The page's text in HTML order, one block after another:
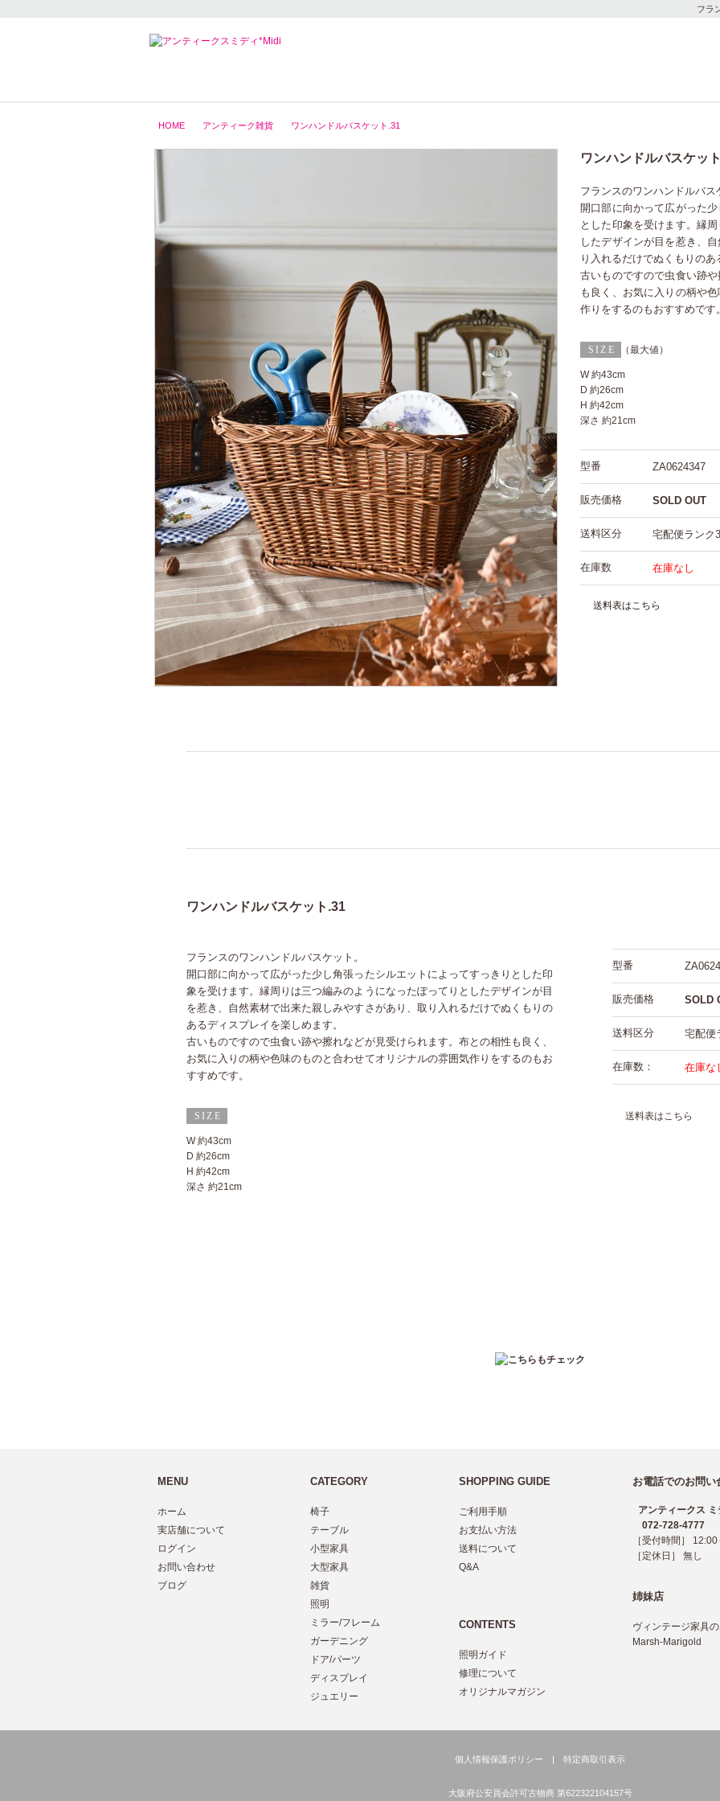
フラ
HOME アンティーク雑貨 ワンハンドルバスケット.31
ワンハンドルバスケッ
フランスのワンハンドルバス
開口部に向かって広がった
とした印象を受けます。縁
したデザインが目を惹き、
り入れるだけでぬくもりのあ
古いものですので虫食い跡
も良く、お気に入りの柄や
作りをするのもおすすめです。
W 約43cm
D 約26cm
H 約42cm
深さ 約21cm
（最大値）
型番 ZA0624347
販売価格 SOLD OUT
送料区分 宅配便ランク3
在庫数 在庫なし
送料表はこちら
ワンハンドルバスケット.31
フランスのワンハンドルバスケット。
開口部に向かって広がった少し角張ったシルエットによってすっきりとした印
象を受けます。縁周りは三つ編みのようになったぽってりとしたデザインが目
を惹き、自然素材で出来た親しみやすさがあり、取り入れるだけでぬくもりの
あるディスプレイを楽しめます。
古いものですので虫食い跡や擦れなどが見受けられます。布との相性も良く、
お気に入りの柄や色味のものと合わせてオリジナルの雰囲気作りをするのもお
すすめです。
W 約43cm
D 約26cm
H 約42cm
深さ 約21cm
型番
販売価格 SOLD
送料区分 宅配便
在庫数： 在庫な
送料表はこちら
MENU
ホーム
実店舗について
ログイン
お問い合わせ
ブログ
CATEGORY
椅子
テーブル
小型家具
大型家具
雑貨
照明
ミラー/フレーム
ガーデニング
ドア/パーツ
ディスプレイ
ジュエリー
SHOPPING GUIDE
ご利用手順
お支払い方法
送料について
Q&A
CONTENTS
照明ガイド
修理について
オリジナルマガジン
お電話でのお問い
アンティークス ミ
072-728-4777
［受付時間］
［定休日］ 無し
姉妹店
ヴィンテージ家具
Marsh-Marigold
個人情報保護ポリシー | 特定商取引表示
大阪府公安員会許可古物商 第622322104157号